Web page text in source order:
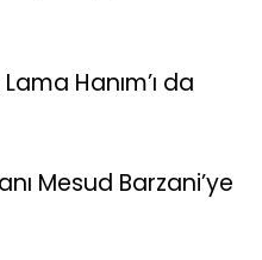
Hanım’ı da
Mesud Barzani’ye